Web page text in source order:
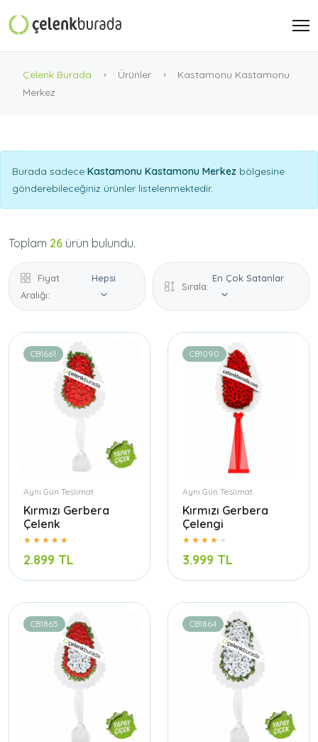
Çelenk Burada Ürünler
Kastamonu Kastamonu
Merkez
Burada sadece Kastamonu Kastamonu Merkez bölgesine
gönderebileceğiniz ürünler listelenmektedir.
Toplam 26 ürün bulundu.
Fiyat
Aralığı:
Hepsi
Sırala:
En Çok Satanlar
CB1661
Aynı Gün Teslimat
Kırmızı Gerbera
Çelenk
2.899 TL
CB1090
Aynı Gün Teslimat
Kırmızı Gerbera
Çelengi
3.999 TL
CB1865 CB1864